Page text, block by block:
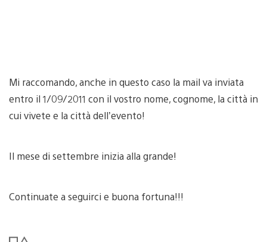
Mi raccomando, anche in questo caso la mail va inviata
entro il 1/09/2011 con il vostro nome, cognome, la città in
cui vivete e la città dell’evento!
Il mese di settembre inizia alla grande!
Continuate a seguirci e buona fortuna!!!